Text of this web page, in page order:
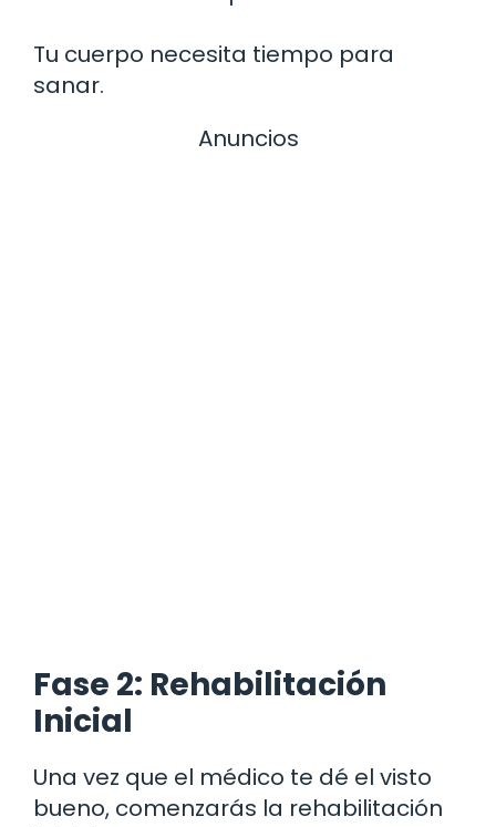
Tu cuerpo necesita tiempo para
sanar.
Anuncios
Fase 2: Rehabilitación
Inicial
Una vez que el médico te dé el visto
bueno, comenzarás la rehabilitación